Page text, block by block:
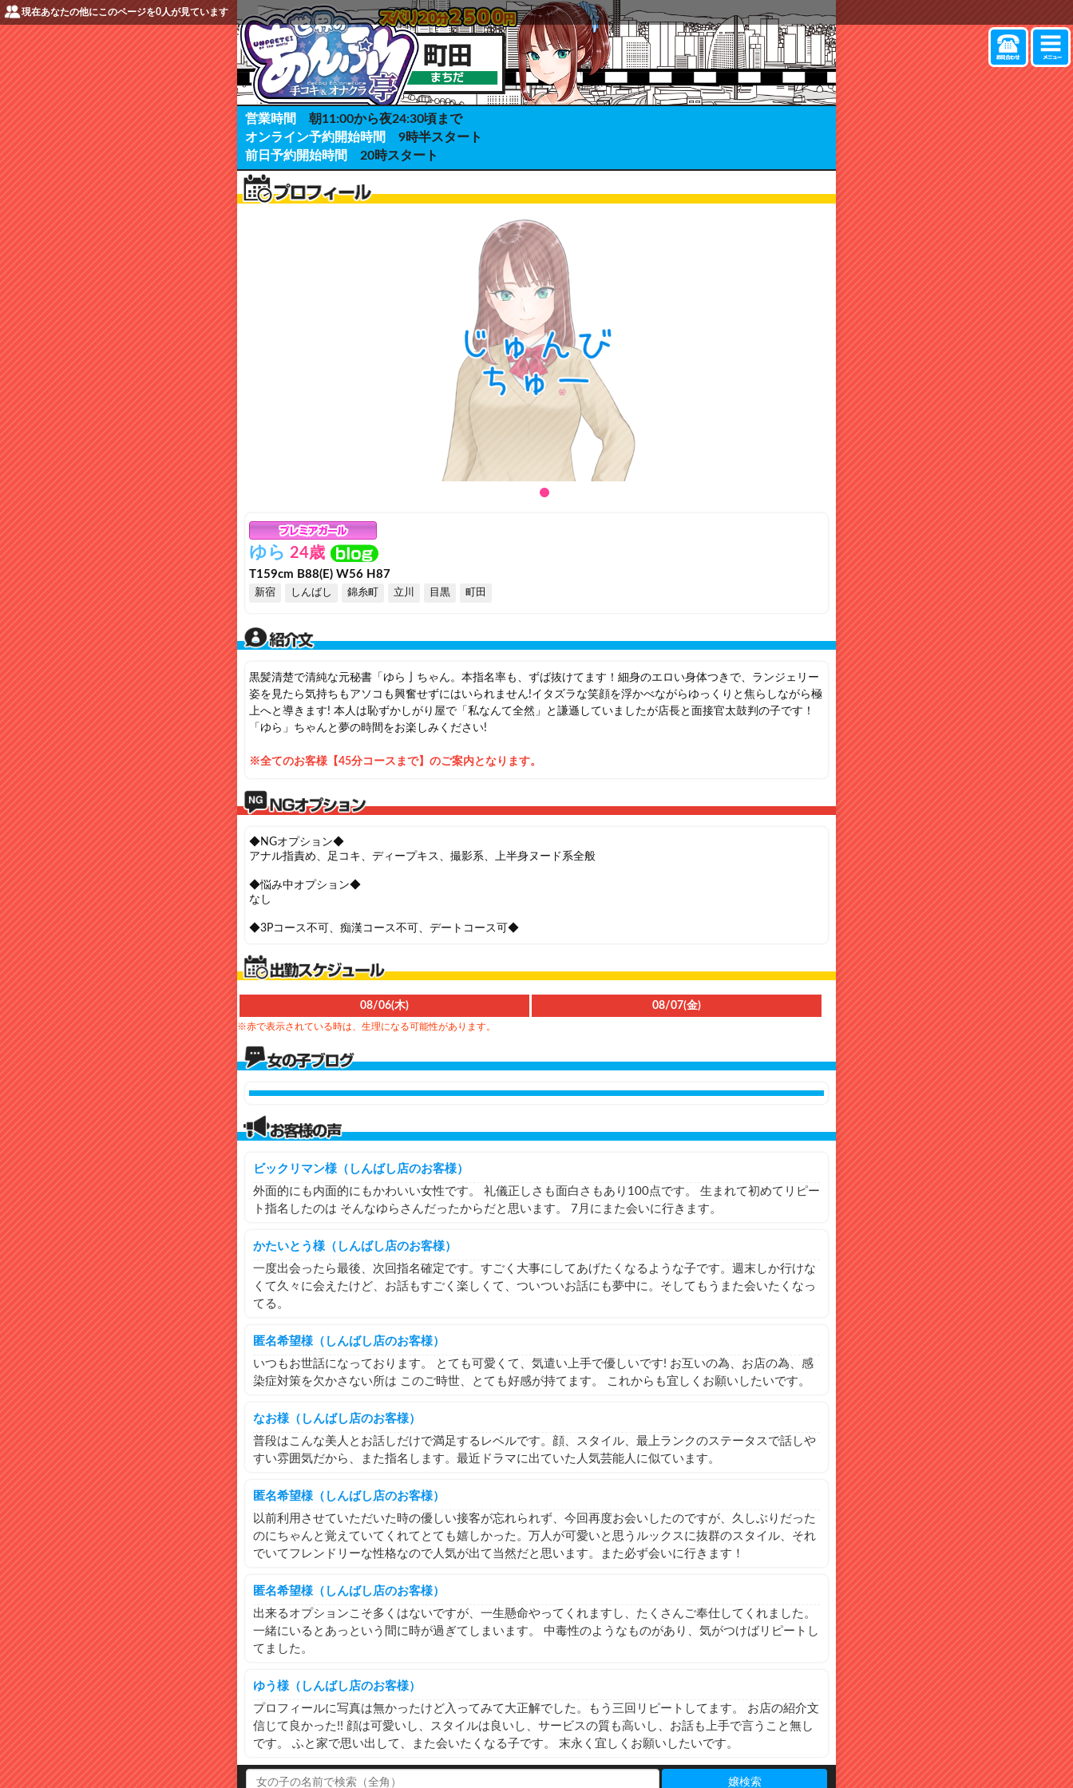
営業時間
朝11:00から夜24:30頃まで
オンライン予約開始時間
9時半スタート
前日予約開始時間
20時スタート
ゆら 24歳
T159cm B88(E) W56 H87
新宿 しんばし 錦糸町 立川 目黒 町田
黒髪清楚で清純な元秘書「ゆら亅ちゃん。本指名率も、ずば抜けてます！細身のエロい身体つきで、ランジェリー
姿を見たら気持ちもアソコも興奮せずにはいられません!イタズラな笑顔を浮かべながらゆっくりと焦らしながら極
上へと導きます! 本人は恥ずかしがり屋で「私なんて全然」と謙遜していましたが店長と面接官太鼓判の子です！
「ゆら」ちゃんと夢の時間をお楽しみください!
※全てのお客様【45分コースまで】のご案内となります。
◆NGオプション◆
アナル指責め、足コキ、ディープキス、撮影系、上半身ヌード系全般
◆悩み中オプション◆
なし
◆3Pコース不可、痴漢コース不可、デートコース可◆
08/06(木) 08/07(金)
※赤で表示されている時は、生理になる可能性があります。
ビックリマン様（しんばし店のお客様）
外面的にも内面的にもかわいい女性です。 礼儀正しさも面白さもあり100点です。 生まれて初めてリピー
ト指名したのは そんなゆらさんだったからだと思います。 7月にまた会いに行きます。
かたいとう様（しんばし店のお客様）
一度出会ったら最後、次回指名確定です。すごく大事にしてあげたくなるような子です。週末しか行けな
くて久々に会えたけど、お話もすごく楽しくて、ついついお話にも夢中に。そしてもうまた会いたくなっ
てる。
匿名希望様（しんばし店のお客様）
いつもお世話になっております。 とても可愛くて、気遣い上手で優しいです! お互いの為、お店の為、感
染症対策を欠かさない所は このご時世、とても好感が持てます。 これからも宜しくお願いしたいです。
なお様（しんばし店のお客様）
普段はこんな美人とお話しだけで満足するレベルです。顔、スタイル、最上ランクのステータスで話しや
すい雰囲気だから、また指名します。最近ドラマに出ていた人気芸能人に似ています。
匿名希望様（しんばし店のお客様）
以前利用させていただいた時の優しい接客が忘れられず、今回再度お会いしたのですが、久しぶりだった
のにちゃんと覚えていてくれてとても嬉しかった。万人が可愛いと思うルックスに抜群のスタイル、それ
でいてフレンドリーな性格なので人気が出て当然だと思います。また必ず会いに行きます！
匿名希望様（しんばし店のお客様）
出来るオプションこそ多くはないですが、一生懸命やってくれますし、たくさんご奉仕してくれました。
一緒にいるとあっという間に時が過ぎてしまいます。 中毒性のようなものがあり、気がつけばリピートし
てました。
ゆう様（しんばし店のお客様）
プロフィールに写真は無かったけど入ってみて大正解でした。もう三回リピートしてます。 お店の紹介文
信じて良かった!! 顔は可愛いし、スタイルは良いし、サービスの質も高いし、お話も上手で言うこと無し
です。 ふと家で思い出して、また会いたくなる子です。 末永く宜しくお願いしたいです。
嬢検索
現在あなたの他にこのページを0人が見ています